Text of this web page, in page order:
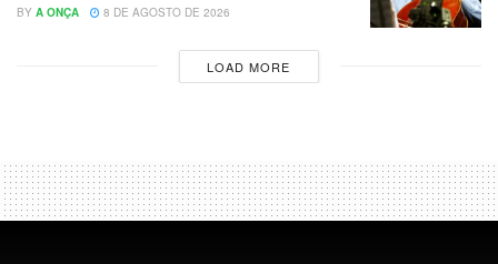
BY A ONÇA 8 DE AGOSTO DE 2026
LOAD MORE